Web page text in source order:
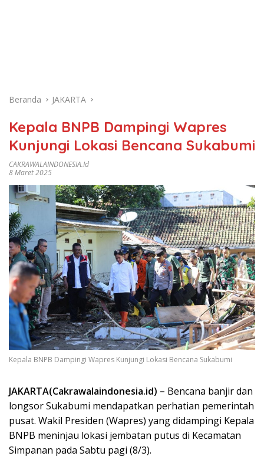
Beranda JAKARTA
Kepala BNPB Dampingi Wapres
Kunjungi Lokasi Bencana Sukabumi
CAKRAWALAINDONESIA.id
8 Maret 2025
Kepala BNPB Dampingi Wapres Kunjungi Lokasi Bencana Sukabumi
JAKARTA(Cakrawalaindonesia.id) – Bencana banjir dan
longsor Sukabumi mendapatkan perhatian pemerintah
pusat. Wakil Presiden (Wapres) yang didampingi Kepala
BNPB meninjau lokasi jembatan putus di Kecamatan
Simpanan pada Sabtu pagi (8/3).